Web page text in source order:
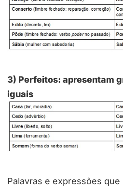
3) Perfeitos: apresentam
iguais
Palavras e expressões